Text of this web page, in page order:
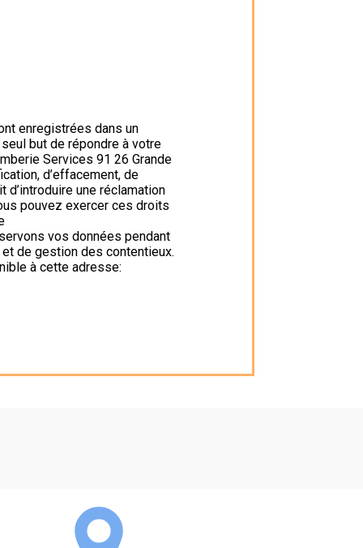
enregistrées dans un
but de répondre à votre
Services 91 26 Grande
d’effacement, de
une réclamation
pouvez exercer ces droits
vos données pendant
de gestion des contentieux.
à cette adresse: